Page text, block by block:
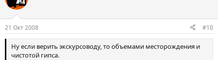
21 Окт 2008 #10
Ну если верить экскурсоводу, то объемами месторождения и
чистотой гипса.